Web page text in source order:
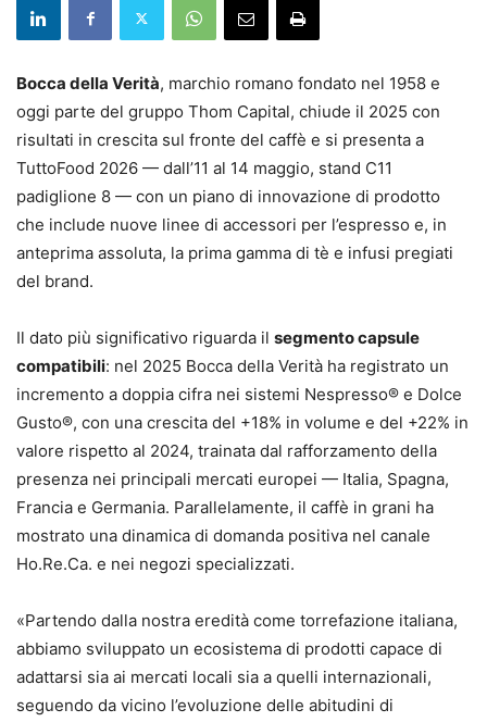
Bocca della Verità, marchio romano fondato nel 1958 e
oggi parte del gruppo Thom Capital, chiude il 2025 con
risultati in crescita sul fronte del caffè e si presenta a
TuttoFood 2026 — dall’11 al 14 maggio, stand C11
padiglione 8 — con un piano di innovazione di prodotto
che include nuove linee di accessori per l’espresso e, in
anteprima assoluta, la prima gamma di tè e infusi pregiati
del brand.
Il dato più significativo riguarda il segmento capsule
compatibili: nel 2025 Bocca della Verità ha registrato un
incremento a doppia cifra nei sistemi Nespresso® e Dolce
Gusto®, con una crescita del +18% in volume e del +22% in
valore rispetto al 2024, trainata dal rafforzamento della
presenza nei principali mercati europei — Italia, Spagna,
Francia e Germania. Parallelamente, il caffè in grani ha
mostrato una dinamica di domanda positiva nel canale
Ho.Re.Ca. e nei negozi specializzati.
«Partendo dalla nostra eredità come torrefazione italiana,
abbiamo sviluppato un ecosistema di prodotti capace di
adattarsi sia ai mercati locali sia a quelli internazionali,
seguendo da vicino l’evoluzione delle abitudini di